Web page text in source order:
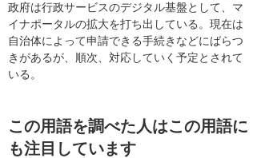
政府は行政サービスのデジタル基盤として、マ
イナポータルの拡大を打ち出している。現在は
自治体によって申請できる手続きなどにばらつ
きがあるが、順次、対応していく予定とされて
いる。
この用語を調べた人はこの用語に
も注目しています